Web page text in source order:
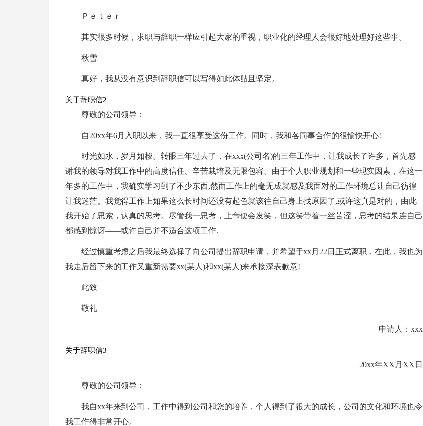
Ｐｅｔｅｒ
其实很多时候，求职与辞职一样应引起大家的重视，职业化的经理人会很好地处理好这些事。
秋雪
真好，我从没有意识到辞职信可以写得如此体贴且坚定。
关于辞职信2
尊敬的公司领导：
自20xx年6月入职以来，我一直很享受这份工作。同时，我和各同事合作的很愉快开心!
时光如水，岁月如梭。转眼三年过去了，在xxx(公司名)的三年工作中，让我成长了许多，首先感
谢我的领导对我工作中的高度信任、辛苦栽培及无限包容。由于个人职业规划和一些现实因素，在这一
年多的工作中，我确实学习到了不少东西,然而工作上的毫无成就感及我面对的工作环境总让自己彷徨
让我迷茫。我觉得工作上如果这么长时间还没有起色就该往自己身上找原因了,或许这真是对的，由此
我开始了思索，认真的思考。尽管我一思考，上帝便会发笑，但这笑带着一丝苦涩，思考的结果连自己
都感到惊讶――或许自己并不适合这项工作.
经过慎重考虑之后我最终选择了向公司提出辞职申请，并希望于xx月22日正式离职，在此，我也为
我走后留下来的工作又重新需要xx(某人)和xx(某人)来承接深表歉意!
此致
敬礼
申请人：xxx
关于辞职信3
20xx年XX月XX日
尊敬的公司领导：
我自xx年来到公司，工作中得到公司和您的培养，个人得到了很大的成长，公司的文化和环境也令
我工作得非常开心。